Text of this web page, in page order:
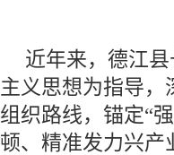
近年来，德江
主义思想为指导
组织路线，锚定“
顿、精准发力兴产